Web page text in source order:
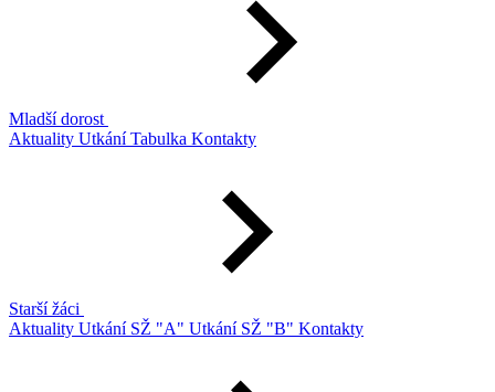
Mladší dorost
Aktuality UtkáníTabulka Kontakty
Starší žáci
Aktuality Utkání SŽ "A" Utkání SŽ "B" Kontakty